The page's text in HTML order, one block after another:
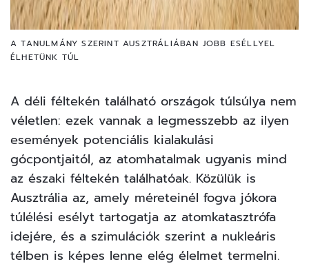
A TANULMÁNY SZERINT AUSZTRÁLIÁBAN JOBB ESÉLLYEL
ÉLHETÜNK TÚL
A déli féltekén található országok túlsúlya nem
véletlen: ezek vannak a legmesszebb az ilyen
események potenciális kialakulási
gócpontjaitól, az atomhatalmak ugyanis mind
az északi féltekén találhatóak. Közülük is
Ausztrália az, amely méreteinél fogva jókora
túlélési esélyt tartogatja az atomkatasztrófa
idejére, és a szimulációk szerint a nukleáris
télben is képes lenne elég élelmet termelni.